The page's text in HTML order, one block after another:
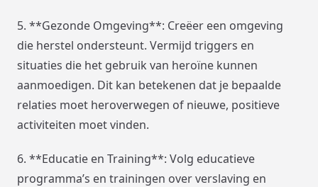
5. **Gezonde Omgeving**: Creëer een omgeving
die herstel ondersteunt. Vermijd triggers en
situaties die het gebruik van heroïne kunnen
aanmoedigen. Dit kan betekenen dat je bepaalde
relaties moet heroverwegen of nieuwe, positieve
activiteiten moet vinden.
6. **Educatie en Training**: Volg educatieve
programma’s en trainingen over verslaving en